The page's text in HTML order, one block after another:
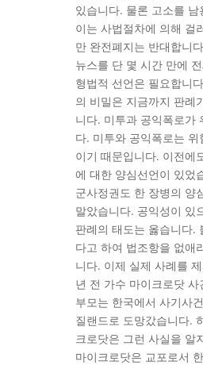
있습니다. 물론 고소를
이는 사법절차에 의해 걸
만 완전폐지는 반대합니
뉴스를 단 몇 시간 만에
형법적 선언은 필요합니
의 비밀은 지금까지 판례
니다. 미투과 공익폭로가
다. 미투와 공익폭로는
이기 때문입니다. 이전에
에 대한 양심선언이 있었
군사정권도 한 장병의 양
말았습니다. 공익성이 있
판례의 태도는 옳습니다.
다고 하여 법조항을 없애
니다. 이제 실제 사례를
년 전 가수 마이크로닷
부모는 한국에서 사기사
질랜드로 도망갔습니다.
크로닷은 그런 사실을 알
마이크로닷은 교포로서